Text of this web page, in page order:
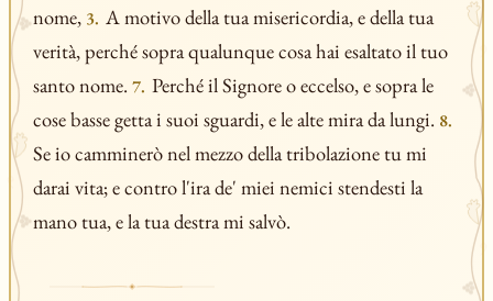
nome, 3. A motivo della tua misericordia, e della tua
verità, perché sopra qualunque cosa hai esaltato il tuo
santo nome. 7. Perché il Signore o eccelso, e sopra le
cose basse getta i suoi sguardi, e le alte mira da lungi. 8.
Se io camminerò nel mezzo della tribolazione tu mi
darai vita; e contro l'ira de' miei nemici stendesti la
mano tua, e la tua destra mi salvò.